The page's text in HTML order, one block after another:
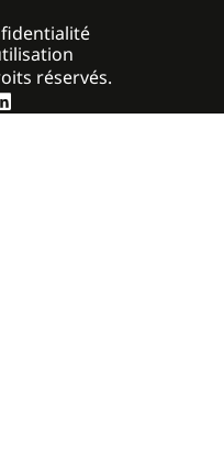
réservés.